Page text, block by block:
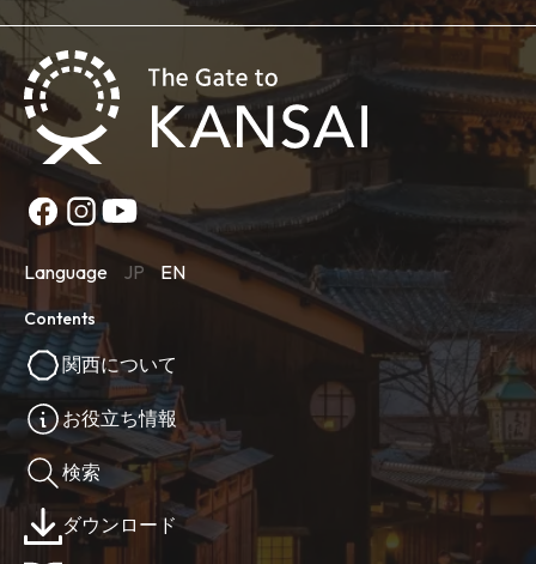
Language JP EN
Contents
関西について
お役立ち情報
検索
ダウンロード